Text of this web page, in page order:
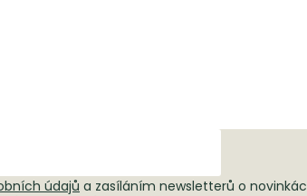
údajů a zasíláním newsletterů o